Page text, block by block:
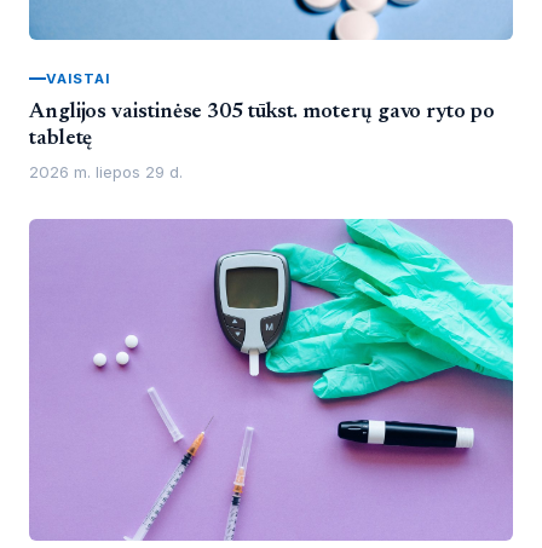
VAISTAI
Anglijos vaistinėse 305 tūkst. moterų gavo ryto po
tabletę
2026 m. liepos 29 d.